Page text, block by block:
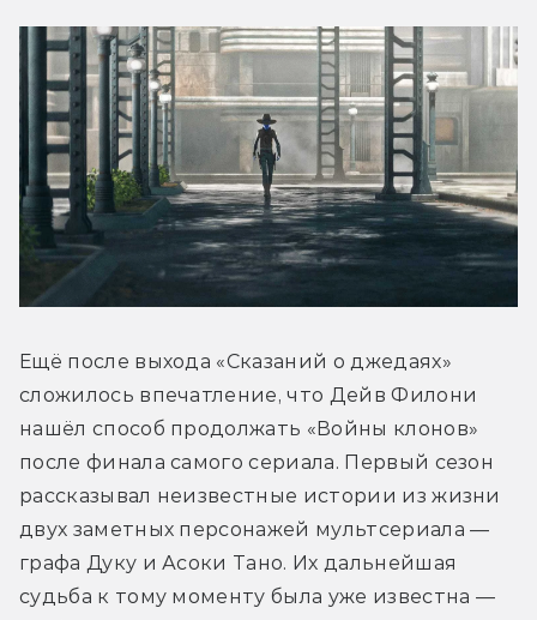
Ещё после выхода «Сказаний о джедаях»
сложилось впечатление, что Дейв Филони
нашёл способ продолжать «Войны клонов»
после финала самого сериала. Первый сезон
рассказывал неизвестные истории из жизни
двух заметных персонажей мультсериала —
графа Дуку и Асоки Тано. Их дальнейшая
судьба к тому моменту была уже известна —